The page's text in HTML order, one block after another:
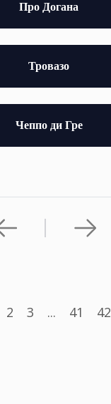
Про Догана
Тровазо
Чеппо ди Гре
2 3 ... 41 42